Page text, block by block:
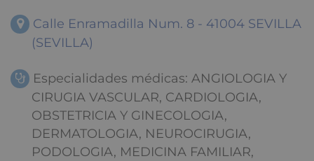
Calle Enramadilla Num. 8 - 41004 SEVILLA
(SEVILLA)
Especialidades médicas: ANGIOLOGIA Y
CIRUGIA VASCULAR, CARDIOLOGIA,
OBSTETRICIA Y GINECOLOGIA,
DERMATOLOGIA, NEUROCIRUGIA,
PODOLOGIA, MEDICINA FAMILIAR,